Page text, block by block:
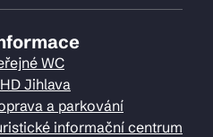
WC
Jihlava
a parkování
informační centrum